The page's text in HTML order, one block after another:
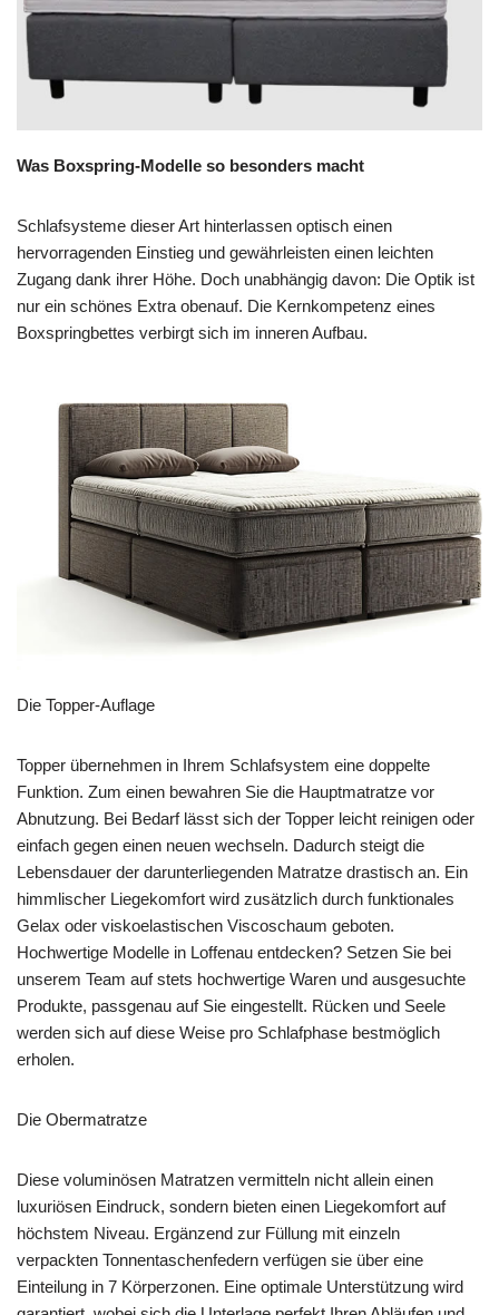
Was Boxspring-Modelle so besonders macht
Schlafsysteme dieser Art hinterlassen optisch einen
hervorragenden Einstieg und gewährleisten einen leichten
Zugang dank ihrer Höhe. Doch unabhängig davon: Die Optik ist
nur ein schönes Extra obenauf. Die Kernkompetenz eines
Boxspringbettes verbirgt sich im inneren Aufbau.
Die Topper-Auflage
Topper übernehmen in Ihrem Schlafsystem eine doppelte
Funktion. Zum einen bewahren Sie die Hauptmatratze vor
Abnutzung. Bei Bedarf lässt sich der Topper leicht reinigen oder
einfach gegen einen neuen wechseln. Dadurch steigt die
Lebensdauer der darunterliegenden Matratze drastisch an. Ein
himmlischer Liegekomfort wird zusätzlich durch funktionales
Gelax oder viskoelastischen Viscoschaum geboten.
Hochwertige Modelle in Loffenau entdecken? Setzen Sie bei
unserem Team auf stets hochwertige Waren und ausgesuchte
Produkte, passgenau auf Sie eingestellt. Rücken und Seele
werden sich auf diese Weise pro Schlafphase bestmöglich
erholen.
Die Obermatratze
Diese voluminösen Matratzen vermitteln nicht allein einen
luxuriösen Eindruck, sondern bieten einen Liegekomfort auf
höchstem Niveau. Ergänzend zur Füllung mit einzeln
verpackten Tonnentaschenfedern verfügen sie über eine
Einteilung in 7 Körperzonen. Eine optimale Unterstützung wird